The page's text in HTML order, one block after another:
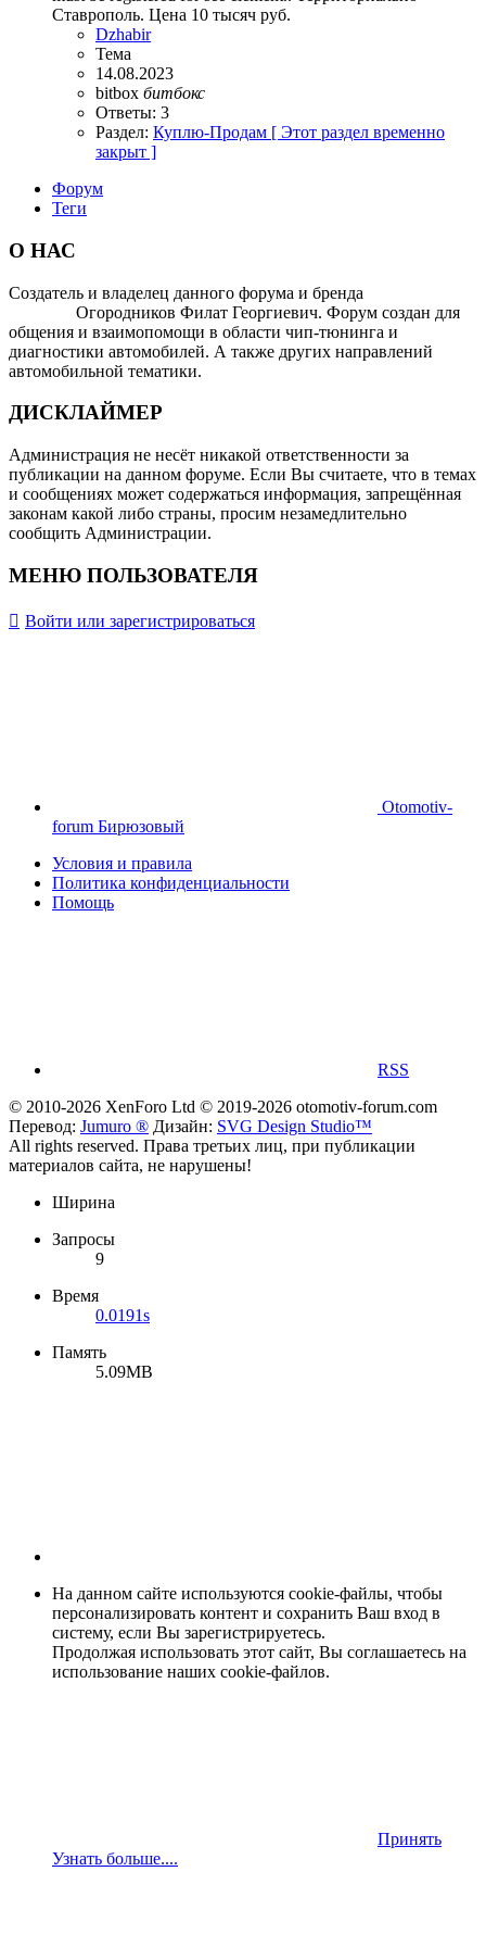
Ставрополь. Цена 10 тысяч руб.
Dzhabir
Тема
14.08.2023
bitbox битбокс
Ответы: 3
Раздел: Куплю-Продам [ Этот раздел временно
закрыт ]
Форум
Теги
О НАС
Создатель и владелец данного форума и бренда
Огородников Филат Георгиевич. Форум создан для
общения и взаимопомощи в области чип-тюнинга и
диагностики автомобилей. А также других направлений
автомобильной тематики.
ДИСКЛАЙМЕР
Администрация не несёт никакой ответственности за
публикации на данном форуме. Если Вы считаете, что в темах
и сообщениях может содержаться информация, запрещённая
законам какой либо страны, просим незамедлительно
сообщить Администрации.
МЕНЮ ПОЛЬЗОВАТЕЛЯ
Войти или зарегистрироваться
Otomotiv-
forum Бирюзовый
Условия и правила
Политика конфиденциальности
Помощь
RSS
© 2010-2026 XenForo Ltd © 2019-2026 otomotiv-forum.com
Перевод: Jumuro ® Дизайн: SVG Design Studio™
All rights reserved. Права третьих лиц, при публикации
материалов сайта, не нарушены!
Ширина
Запросы
9
Время
0.0191s
Память
5.09MB
На данном сайте используются cookie-файлы, чтобы
персонализировать контент и сохранить Ваш вход в
систему, если Вы зарегистрируетесь.
Продолжая использовать этот сайт, Вы соглашаетесь на
использование наших cookie-файлов.
Принять
Узнать больше....